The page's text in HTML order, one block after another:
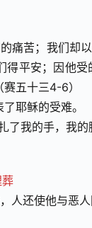
痛苦；我们却
得平安；因他
五十三4-6）
耶稣的受难。
了我的手，我的
人还使他与恶